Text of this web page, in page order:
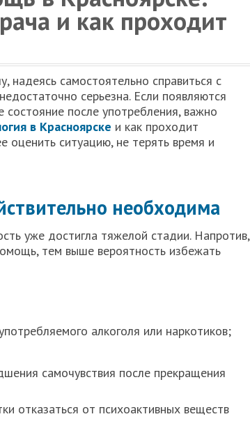
и как проходит
самостоятельно справиться с
серьезна. Если появляются
после употребления, важно
в Красноярске и как проходит
оценить ситуацию, не терять время и
необходима
уже достигла тяжелой стадии. Напротив,
тем выше вероятность избежать
алкоголя или наркотиков;
самочувствия после прекращения
отказаться от психоактивных веществ